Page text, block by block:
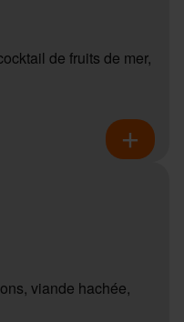
de fruits de mer,
viande hachée,